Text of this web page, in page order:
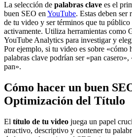
La selección de palabras clave es el
buen SEO enYouTube. Estas deben ser
de tu video y ser términos que tu
activamente. Utiliza herramientas como
YouTube Analytics para investigar y
Por ejemplo, si tu video es sobre «cómo
palabras clave podrían ser «pan
pan».
Cómo hacer un buen
Optimización del Título
El título de tu video juega un papel
atractivo, descriptivo y contener tu